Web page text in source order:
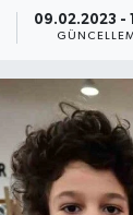
09.02.2023 -